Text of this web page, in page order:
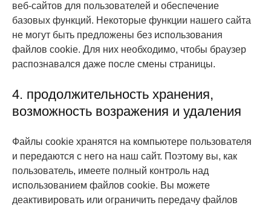
веб-сайтов для пользователей и обеспечение
базовых функций. Некоторые функции нашего сайта
не могут быть предложены без использования
файлов cookie. Для них необходимо, чтобы браузер
распознавался даже после смены страницы.
4. продолжительность хранения,
возможность возражения и удаления
Файлы cookie хранятся на компьютере пользователя
и передаются с него на наш сайт. Поэтому вы, как
пользователь, имеете полный контроль над
использованием файлов cookie. Вы можете
деактивировать или ограничить передачу файлов